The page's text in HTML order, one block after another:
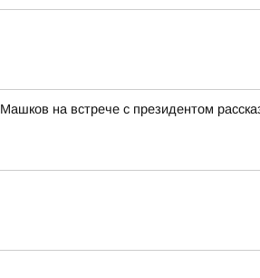
на встрече с президентом